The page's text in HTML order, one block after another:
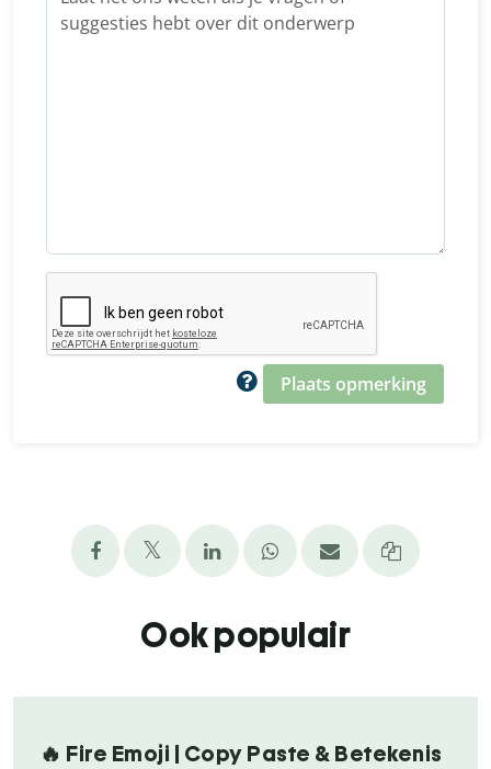
Plaats opmerking
Ook populair
🔥 Fire Emoji | Copy Paste & Betekenis